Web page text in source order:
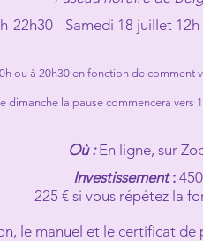
22h30 - Samedi 18 juillet
ou à 20h30 en fonction de comment
dimanche la pause commencera vers
Où :En ligne, sur
Investissement: 45
225 € si vous répétez la
le manuel et le certificat de